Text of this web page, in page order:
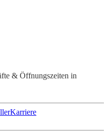
& Öffnungszeiten in
Karriere